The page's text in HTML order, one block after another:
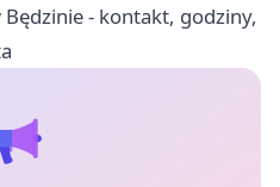
- kontakt, godziny,